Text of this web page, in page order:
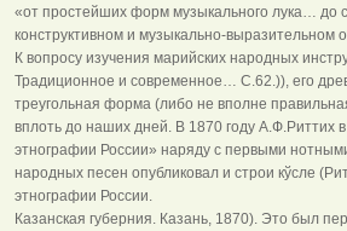
«от простейших форм музыкального лука… до
конструктивном и музыкально-
К вопросу изучения марийских народных
Традиционное и современное… С.62.)), его
треугольная форма (либо не вполне
вплоть до наших дней. В 1870 году А.Ф.Риттих
этнографии России» наряду с первыми
народных песен опубликовал и строи кўсле
этнографии России.
Казанская губерния. Казань, 1870). Это был